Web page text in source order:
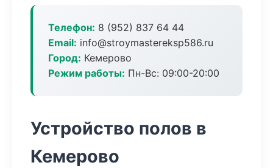
Телефон: 8 (952) 837 64 44
Email: info@stroymastereksp586.ru
Город: Кемерово
Режим работы: Пн-Вс: 09:00-20:00
Устройство полов в
Кемерово